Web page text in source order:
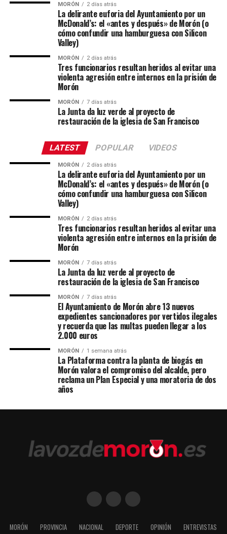
MORÓN 2 días atrás
La delirante euforia del Ayuntamiento por un
McDonald’s: el «antes y después» de Morón (o
cómo confundir una hamburguesa con Silicon
Valley)
MORÓN 2 días atrás
Tres funcionarios resultan heridos al evitar una
violenta agresión entre internos en la prisión de
Morón
MORÓN 7 días atrás
La Junta da luz verde al proyecto de
restauración de la iglesia de San Francisco
LATEST POPULAR VIDEOS
MORÓN 2 días atrás
La delirante euforia del Ayuntamiento por un
McDonald’s: el «antes y después» de Morón (o
cómo confundir una hamburguesa con Silicon
Valley)
MORÓN 2 días atrás
Tres funcionarios resultan heridos al evitar una
violenta agresión entre internos en la prisión de
Morón
MORÓN 7 días atrás
La Junta da luz verde al proyecto de
restauración de la iglesia de San Francisco
MORÓN 7 días atrás
El Ayuntamiento de Morón abre 13 nuevos
expedientes sancionadores por vertidos ilegales
y recuerda que las multas pueden llegar a los
2.000 euros
MORÓN 1 semana atrás
La Plataforma contra la planta de biogás en
Morón valora el compromiso del alcalde, pero
reclama un Plan Especial y una moratoria de dos
años
MORÓN PROVINCIA NACIONAL DEPORTE OPINIÓN ENTREVISTAS